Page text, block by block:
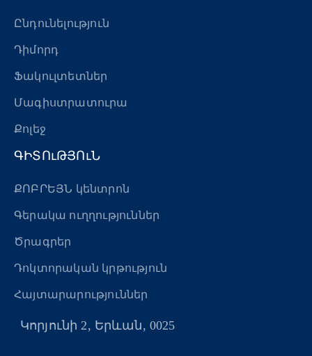
Ընդունելություն
Դիմորդ
Ֆակուլտետներ
Մագիստրատուրա
Քոլեջ
ԳԻՏՈւԹՅՈւՆ
ՔՈԲՐԵՅՆ կենտրոն
Գերակա ուղղություններ
Ծրագրեր
Դոկտորական կրթություն
Հայտարարություններ
Կորյունի 2, Երևան, 0025